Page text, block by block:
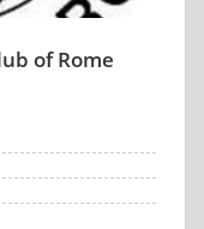
of Rome